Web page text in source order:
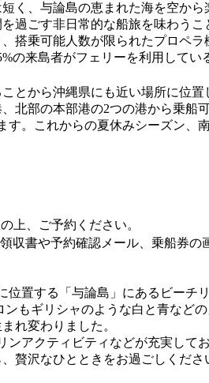
く、与論島の恵まれた海を空か
過ごす非日常的な船旅を味わうこ
搭乗可能人数が限られたプロペ
来島者がフェリーを利用して
とから沖縄県にも近い場所に位
北部の本部港の2つの港から乗
。これからの夏休みシーズン
上、ご予約ください。
書や予約確認メール、乗船券
位置する「与論島」にあるビー
もギリシャのような白と青など
れ変わりました。
アクティビティなどが充実し
贅沢なひとときをお過ごしくださ